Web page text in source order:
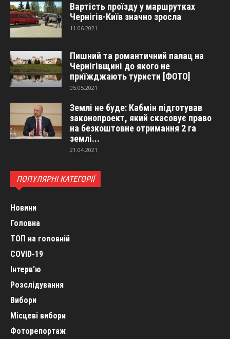
Вартість проїзду у маршрутках
Чернігів-Київ значно зросла
11.06.2021
Пишний та романтичний палац на
Чернігівщині до якого не
приїжджають туристи [ФОТО]
05.05.2021
Землі не буде: Кабмін підготував
законопроект, який скасовує право
на безкоштовне отримання 2 га
землі...
21.04.2021
ПОПУЛЯРНІ КАТЕГОРІЇ
Новини
Головна
ТОП на головній
COVID-19
Інтерв'ю
Розслідування
Вибори
Місцеві вибори
Фоторепортаж